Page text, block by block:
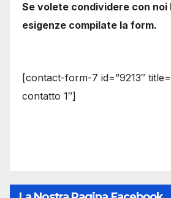
Se volete condividere con noi
esigenze compilate la form.
[contact-form-7 id=”9213″
contatto 1″]